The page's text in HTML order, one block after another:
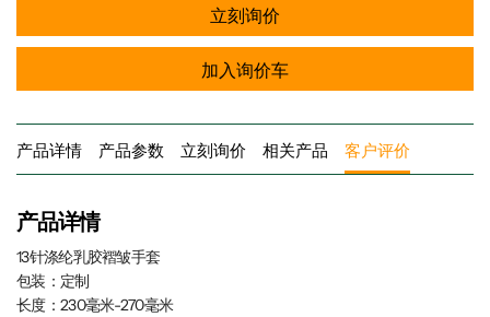
立刻询价
加入询价车
产品详情 产品参数 立刻询价 相关产品 客户评价
产品详情
13针涤纶乳胶褶皱手套
包装：定制
长度：230毫米-270毫米